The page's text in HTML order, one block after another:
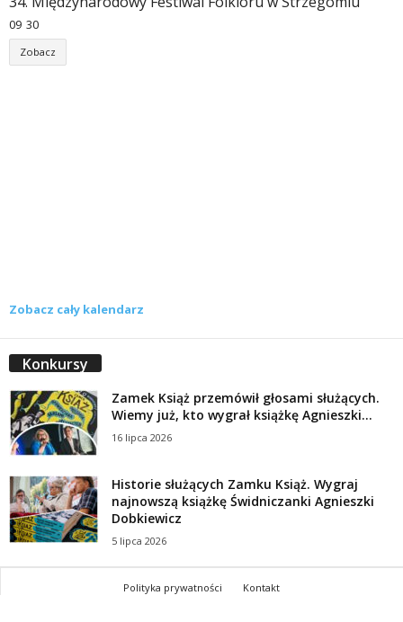
09 30
Zobacz
Zobacz cały kalendarz
Konkursy
Zamek Książ przemówił głosami służących.
Wiemy już, kto wygrał książkę Agnieszki...
16 lipca 2026
Historie służących Zamku Książ. Wygraj
najnowszą książkę Świdniczanki Agnieszki
Dobkiewicz
5 lipca 2026
Polityka prywatności
Kontakt